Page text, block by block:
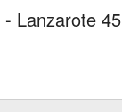
- Lanzarote 45